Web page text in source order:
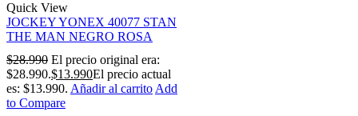
Quick View
JOCKEY YONEX 40077 STAN
THE MAN NEGRO ROSA
$28.990 El precio original era:
$28.990.$13.990El precio actual
es: $13.990. Añadir al carrito Add
to Compare